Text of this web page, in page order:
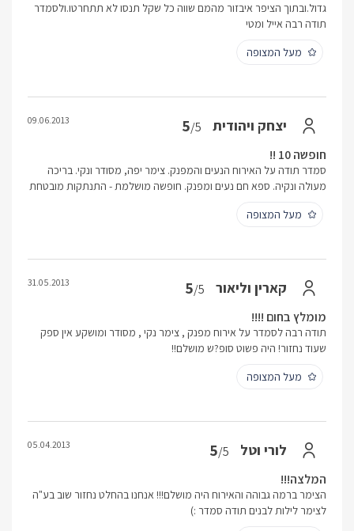
גדול.ובתוך הציפר איבזור מהמם שווה כל שקל תנסו לא תתחרטו.ולסמדר
תודה רבה אייל ומטי
מעל המצופה
יצחק ויהודית 5/5
09.06.2013
חופשה 10 !!
סמדר תודה על האירוח הנעים והמפנק. צימר יפה, מסודר ונקי. בריכה
מעולה ונקיה. ספא חם נעים ומפנק. חופשה מושלמת - התנתקות מובטחת
מעל המצופה
קארין וליאור 5/5
31.05.2013
מומלץ בחום !!!!
תודה רבה לסמדר על אירוח מפנק , צימר נקי , מסודר ומושקע אין ספק
שעוד נחזור! היה פשוט סופ?ש מושלם!!
מעל המצופה
לורי וטל 5/5
05.04.2013
המלצה!!!
הצימר ברמה גבוהה והאירוח היה מושלם!!! אנחנו בהחלט נחזור שוב בע"ה
לצימר לילות לבנים תודה סמדר :)